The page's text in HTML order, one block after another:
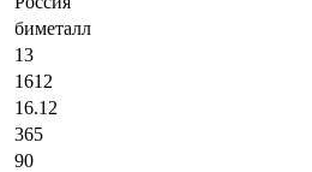
биметалл
13
1612
16.12
365
90